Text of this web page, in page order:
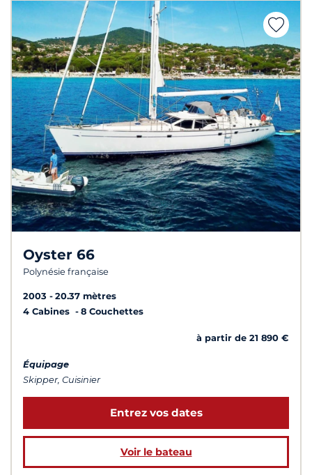
Oyster 66
Polynésie française
2003
20.37 mètres
4 Cabines
8 Couchettes
à partir de 21 890 €
Équipage
Skipper, Cuisinier
Entrez vos dates
Voir le bateau